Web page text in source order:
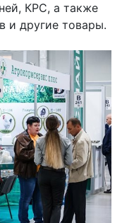
КРС, а также
и другие товары.